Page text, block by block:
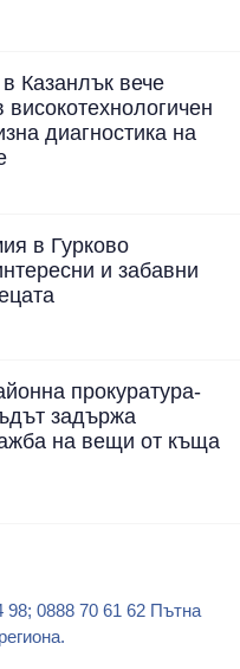
Казанлък вече
високотехнологичен
диагностика на
в Гурково
и забавни
прокуратура-
задържа
на вещи от къща
98; 0888 70 61 62 Пътна